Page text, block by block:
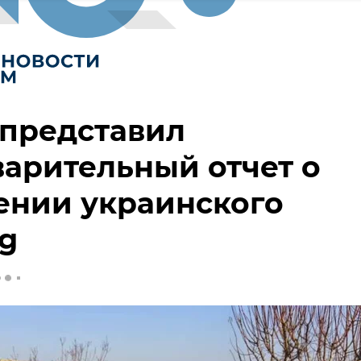
отчет о
украинского